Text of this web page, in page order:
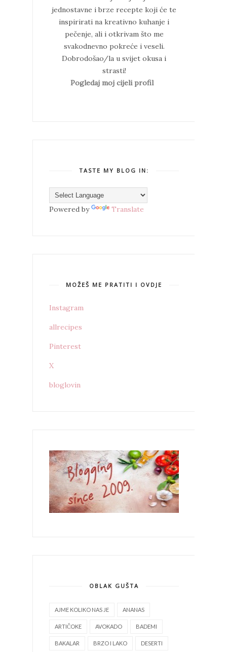
jednostavne i brze recepte koji će te
inspirirati na kreativno kuhanje i
pečenje, ali i otkrivam što me
svakodnevno pokreće i veseli.
Dobrodošao/la u svijet okusa i
strasti!
Pogledaj moj cijeli profil
TASTE MY BLOG IN:
Powered by Translate
MOŽEŠ ME PRATITI I OVDJE
Instagram
allrecipes
Pinterest
X
bloglovin
OBLAK GUŠTA
AJME KOLIKO NAS JE ANANAS
ARTIČOKE AVOKADO BADEMI
BAKALAR BRZO I LAKO DESERTI